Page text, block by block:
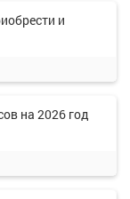
и
на 2026 год